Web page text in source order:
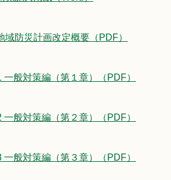
域防災計画改定概要（PDF）
一般対策編（第１章）（PDF）
一般対策編（第２章）（PDF）
一般対策編（第３章）（PDF）